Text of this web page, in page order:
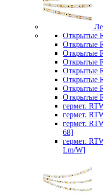
Открытые
Открытые
Открытые
Открытые
Открытые
Открытые
Открытые
Открытые
гермет.
гермет.
гермет.
68]
гермет.
Lm/W]